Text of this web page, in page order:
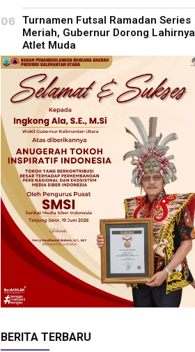
Turnamen Futsal Ramadan Series
Meriah, Gubernur Dorong Lahirnya
Atlet Muda
BERITA TERBARU